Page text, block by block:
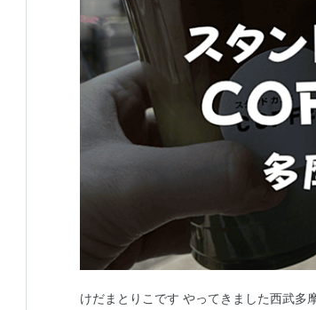
けだまとりこです やってきました西武多